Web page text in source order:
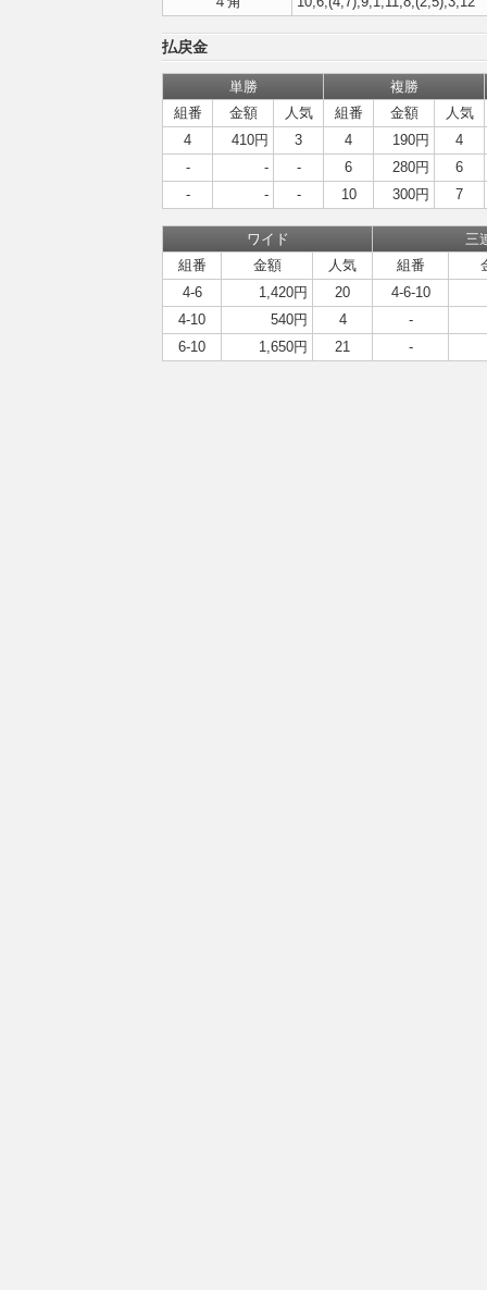
払戻金
単勝
複勝
組番
金額 人気 組番 金額
人気
4
410円 3 4 190円
4
-
- - 6 280円
6
-
- - 10 300円 7
ワイド
三
組番
金額 人気 組番
4-6
1,420円 20
4-6-10
4-10
540円 4
-
6-10
1,650円 21 -